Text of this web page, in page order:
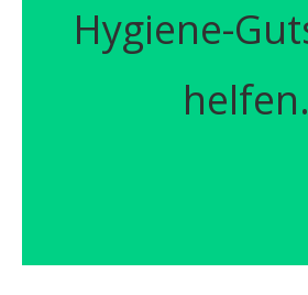
Hygiene-
helfen.